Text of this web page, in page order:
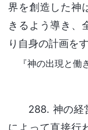
界を創造した神
きるよう導き、
り自身の計画を
『神の出現と
288. 神の経
によって直接行